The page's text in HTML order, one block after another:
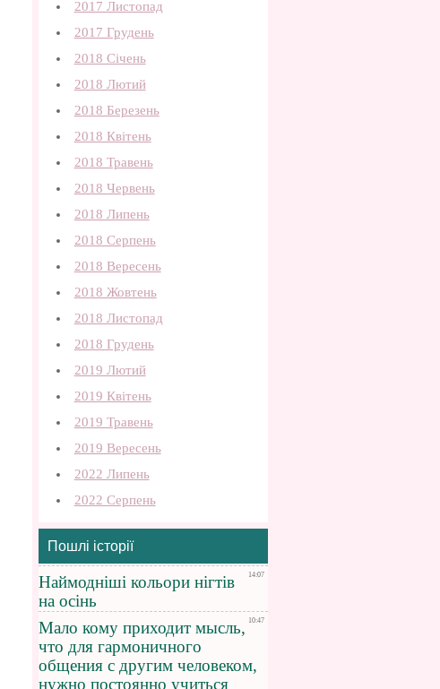
2017 Листопад
2017 Грудень
2018 Січень
2018 Лютий
2018 Березень
2018 Квітень
2018 Травень
2018 Червень
2018 Липень
2018 Серпень
2018 Вересень
2018 Жовтень
2018 Листопад
2018 Грудень
2019 Лютий
2019 Квітень
2019 Травень
2019 Вересень
2022 Липень
2022 Серпень
Пошлі історії